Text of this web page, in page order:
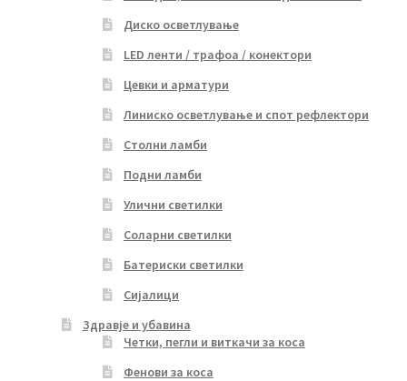
Диско осветлување
LED ленти / трафоа / конектори
Цевки и арматури
Линиско осветлување и спот рефлектори
Столни ламби
Подни ламби
Улични светилки
Соларни светилки
Батериски светилки
Сијалици
Здравје и убавина
Четки, пегли и виткачи за коса
Фенови за коса